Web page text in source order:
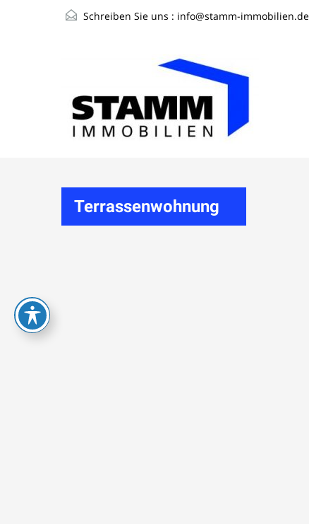
Schreiben Sie uns : info@stamm-immobilien.de
Terrassenwohnung